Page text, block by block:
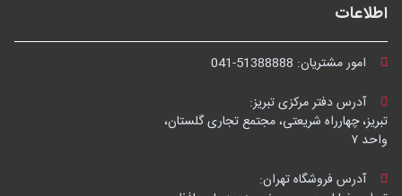
اطلاعات
امور مشتریان: 041-51388888
آدرس دفتر مرکزی تبریز:
تبریز، چهارراه شریعتی، مجتمع تجاری گلستان،
واحد ۷
آدرس فروشگاه تهران: